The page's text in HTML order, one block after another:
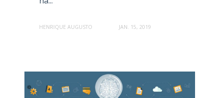
HENRIQUE AUGUSTO JAN. 15, 2019